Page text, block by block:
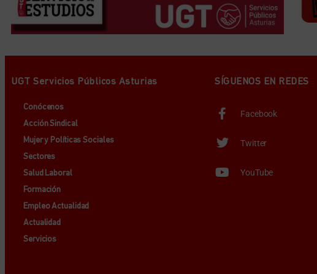
UGT Servicios Públicos Asturias
Conócenos
Acción Sindical
Mujer y Políticas Sociales
Sectores
Salud Laboral
Formación
Empleo Actualidad
Actualidad
Servicios
SÍGUENOS EN REDES
Facebook
Twitter
YouTube